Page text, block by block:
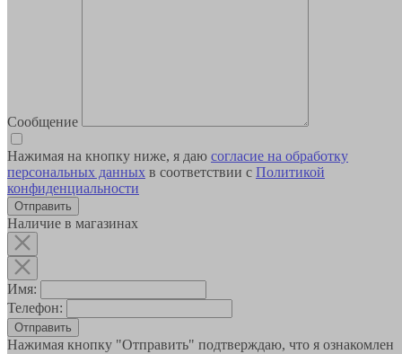
Сообщение
Нажимая на кнопку ниже, я даю согласие на обработку
персональных данных в соответствии с Политикой
конфиденциальности
Наличие в магазинах
Имя:
Телефон:
Отправить
Нажимая кнопку "Отправить" подтверждаю, что я ознакомлен